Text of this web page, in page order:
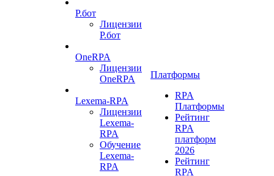
Р.бот
Лицензии
Р.бот
OneRPA
Лицензии
OneRPA
Lexema-RPA
Лицензии
Lexema-
RPA
Обучение
Lexema-
RPA
Платформы
RPA
Платформы
Рейтинг
RPA
платформ
2026
Рейтинг
RPA